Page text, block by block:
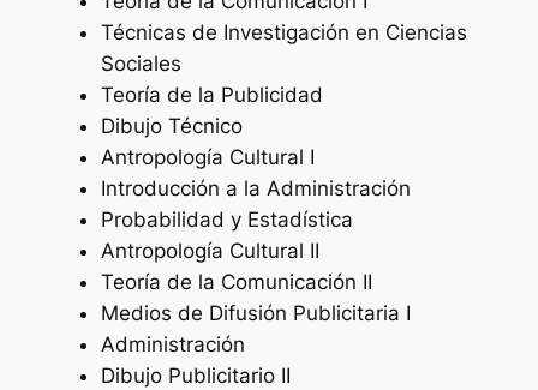
Técnicas de Investigación en Ciencias
Sociales
Teoría de la Publicidad
Dibujo Técnico
Antropología Cultural I
Introducción a la Administración
Probabilidad y Estadística
Antropología Cultural II
Teoría de la Comunicación II
Medios de Difusión Publicitaria I
Administración
Dibujo Publicitario II